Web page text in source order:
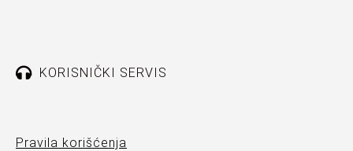
KORISNIČKI SERVIS
Pravila korišćenja